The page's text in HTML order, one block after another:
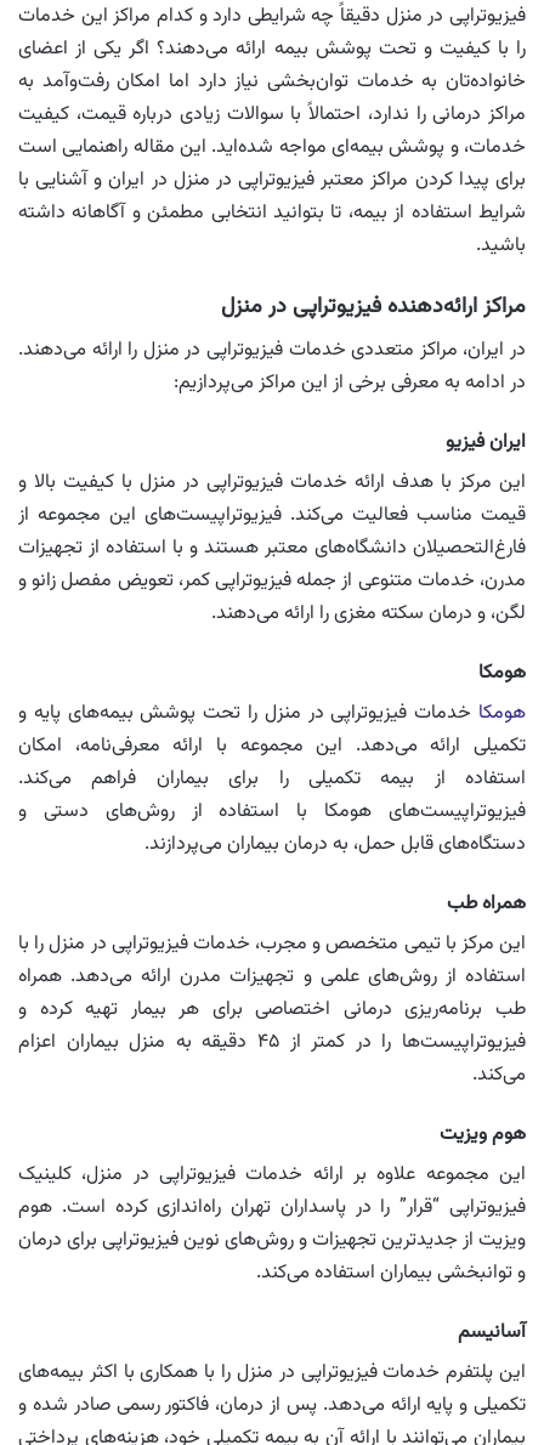
فیزیوتراپی در منزل دقیقاً چه شرایطی دارد و کدام مراکز این خدمات
را با کیفیت و تحت پوشش بیمه ارائه می‌دهند؟ اگر یکی از اعضای
خانواده‌تان به خدمات توان‌بخشی نیاز دارد اما امکان رفت‌وآمد به
مراکز درمانی را ندارد، احتمالاً با سوالات زیادی درباره قیمت، کیفیت
خدمات، و پوشش بیمه‌ای مواجه شده‌اید. این مقاله راهنمایی است
برای پیدا کردن مراکز معتبر فیزیوتراپی در منزل در ایران و آشنایی با
شرایط استفاده از بیمه، تا بتوانید انتخابی مطمئن و آگاهانه داشته
باشید.
مراکز ارائه‌دهنده فیزیوتراپی در منزل
در ایران، مراکز متعددی خدمات فیزیوتراپی در منزل را ارائه می‌دهند.
در ادامه به معرفی برخی از این مراکز می‌پردازیم:
ایران فیزیو
این مرکز با هدف ارائه خدمات فیزیوتراپی در منزل با کیفیت بالا و
قیمت مناسب فعالیت می‌کند. فیزیوتراپیست‌های این مجموعه از
فارغ‌التحصیلان دانشگاه‌های معتبر هستند و با استفاده از تجهیزات
مدرن، خدمات متنوعی از جمله فیزیوتراپی کمر، تعویض مفصل زانو و
لگن، و درمان سکته مغزی را ارائه می‌دهند.
هومکا
هومکا خدمات فیزیوتراپی در منزل را تحت پوشش بیمه‌های پایه و
تکمیلی ارائه می‌دهد. این مجموعه با ارائه معرفی‌نامه، امکان
استفاده از بیمه تکمیلی را برای بیماران فراهم می‌کند.
فیزیوتراپیست‌های هومکا با استفاده از روش‌های دستی و
دستگاه‌های قابل حمل، به درمان بیماران می‌پردازند.
همراه طب
این مرکز با تیمی متخصص و مجرب، خدمات فیزیوتراپی در منزل را با
استفاده از روش‌های علمی و تجهیزات مدرن ارائه می‌دهد. همراه
طب برنامه‌ریزی درمانی اختصاصی برای هر بیمار تهیه کرده و
فیزیوتراپیست‌ها را در کمتر از ۴۵ دقیقه به منزل بیماران اعزام
می‌کند.
هوم ویزیت
این مجموعه علاوه بر ارائه خدمات فیزیوتراپی در منزل، کلینیک
فیزیوتراپی “قرار” را در پاسداران تهران راه‌اندازی کرده است. هوم
ویزیت از جدیدترین تجهیزات و روش‌های نوین فیزیوتراپی برای درمان
و توانبخشی بیماران استفاده می‌کند.
آسانیسم
این پلتفرم خدمات فیزیوتراپی در منزل را با همکاری با اکثر بیمه‌های
تکمیلی و پایه ارائه می‌دهد. پس از درمان، فاکتور رسمی صادر شده و
بیماران می‌توانند با ارائه آن به بیمه تکمیلی خود، هزینه‌های پرداختی